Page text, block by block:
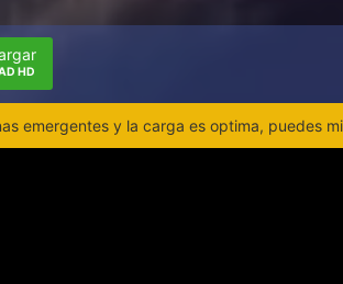
HD
emergentes y la carga es optima, puedes